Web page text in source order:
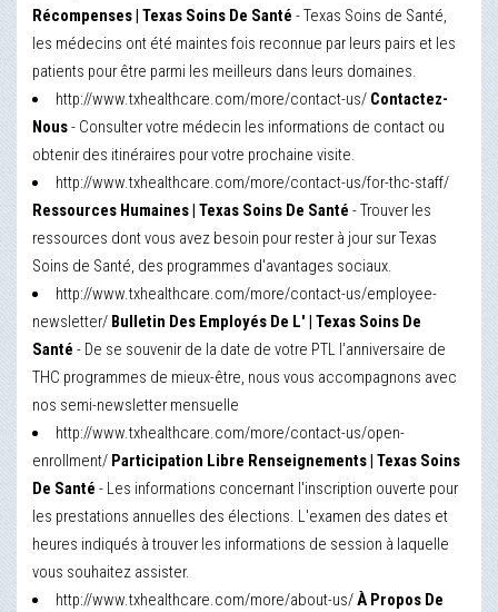
Récompenses | Texas Soins De Santé - Texas Soins de Santé,
les médecins ont été maintes fois reconnue par leurs pairs et les
patients pour être parmi les meilleurs dans leurs domaines.
http://www.txhealthcare.com/more/contact-us/ Contactez-
Nous- Consulter votre médecin les informations de contact ou
obtenir des itinéraires pour votre prochaine visite.
http://www.txhealthcare.com/more/contact-us/for-thc-staff/
Ressources Humaines | Texas Soins De Santé - Trouver les
ressources dont vous avez besoin pour rester à jour sur Texas
Soins de Santé, des programmes d'avantages sociaux.
http://www.txhealthcare.com/more/contact-us/employee-
newsletter/ Bulletin Des Employés De L' | Texas Soins De
Santé - De se souvenir de la date de votre PTL l'anniversaire de
THC programmes de mieux-être, nous vous accompagnons avec
nos semi-newsletter mensuelle
http://www.txhealthcare.com/more/contact-us/open-
enrollment/ Participation Libre Renseignements | Texas Soins
De Santé - Les informations concernant l'inscription ouverte pour
les prestations annuelles des élections. L'examen des dates et
heures indiqués à trouver les informations de session à laquelle
vous souhaitez assister.
http://www.txhealthcare.com/more/about-us/À Propos De